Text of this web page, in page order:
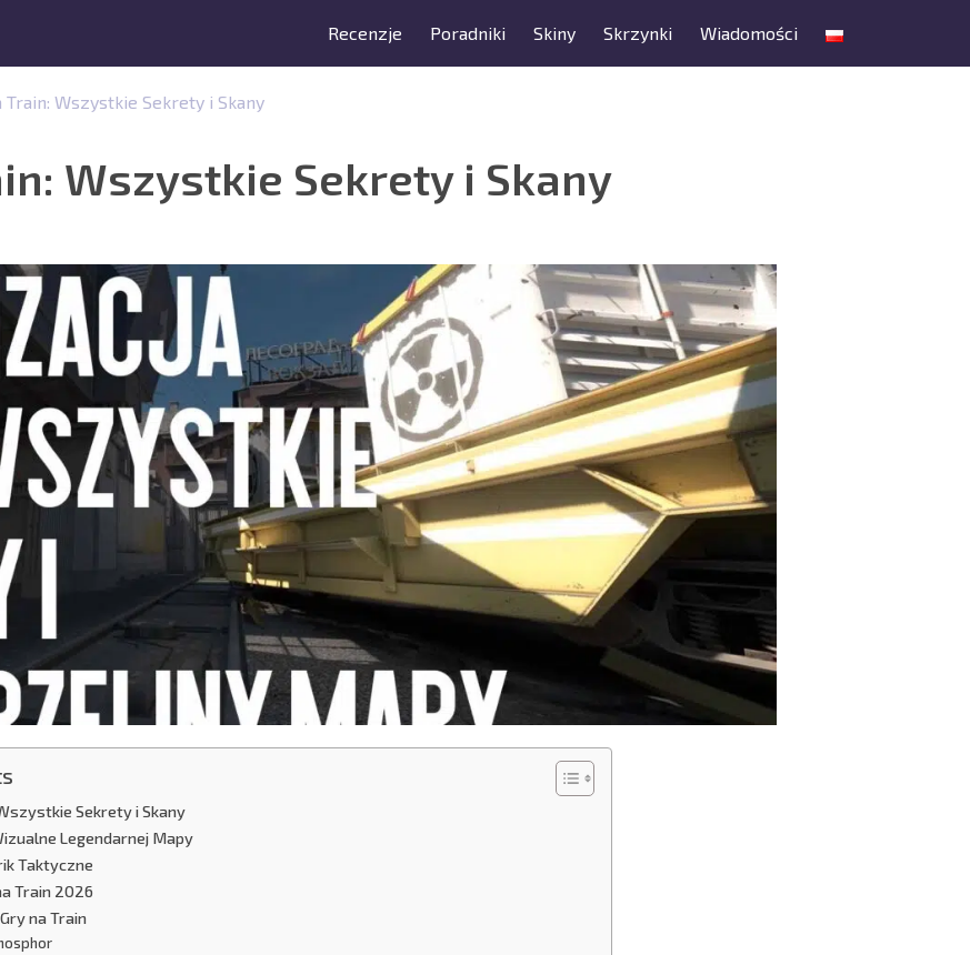
Recenzje Poradniki Skiny Skrzynki Wiadomości
Train: Wszystkie Sekrety i Skany
Wszystkie Sekrety i Skany
Sekrety i Skany
Legendarnej Mapy
Taktyczne
Train 2026
na Train